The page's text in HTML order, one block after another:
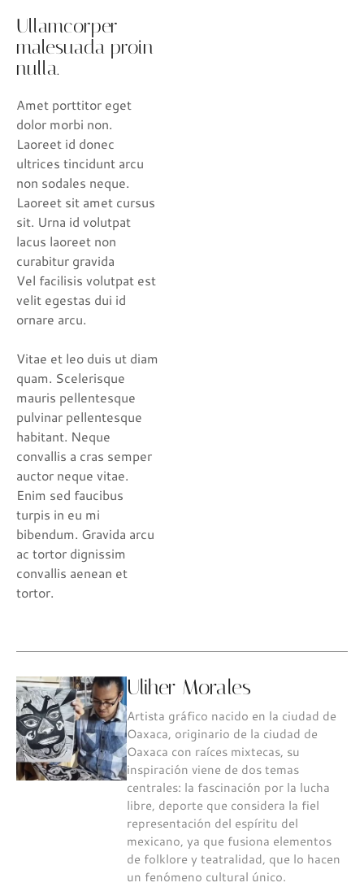
Ullamcorper
malesuada proin
nulla.
Amet porttitor eget
dolor morbi non.
Laoreet id donec
ultrices tincidunt arcu
non sodales neque.
Laoreet sit amet cursus
sit. Urna id volutpat
lacus laoreet non
curabitur gravida
Vel facilisis volutpat est
velit egestas dui id
ornare arcu.
Vitae et leo duis ut diam
quam. Scelerisque
mauris pellentesque
pulvinar pellentesque
habitant. Neque
convallis a cras semper
auctor neque vitae.
Enim sed faucibus
turpis in eu mi
bibendum. Gravida arcu
ac tortor dignissim
convallis aenean et
tortor.
Uliher Morales
Artista gráfico nacido en la ciudad de
Oaxaca, originario de la ciudad de
Oaxaca con raíces mixtecas, su
inspiración viene de dos temas
centrales: la fascinación por la lucha
libre, deporte que considera la fiel
representación del espíritu del
mexicano, ya que fusiona elementos
de folklore y teatralidad, que lo hacen
un fenómeno cultural único.